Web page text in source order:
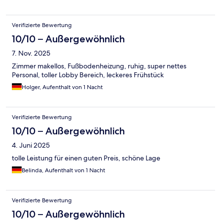
Verifizierte Bewertung
10/10 – Außergewöhnlich
7. Nov. 2025
Zimmer makellos, Fußbodenheizung, ruhig, super nettes
Personal, toller Lobby Bereich, leckeres Frühstück
Holger, Aufenthalt von 1 Nacht
Verifizierte Bewertung
10/10 – Außergewöhnlich
4. Juni 2025
tolle Leistung für einen guten Preis, schöne Lage
Belinda, Aufenthalt von 1 Nacht
Verifizierte Bewertung
10/10 – Außergewöhnlich